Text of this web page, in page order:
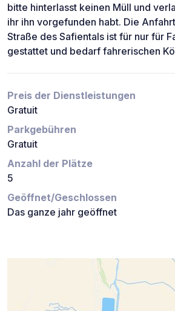
bitte hinterlasst keinen Müll und
ihr ihn vorgefunden habt. Die
Straße des Safientals ist für nur für
gestattet und bedarf fahrerischen
Preis der Dienstleistungen
Gratuit
Parkgebühren
Gratuit
Anzahl der Plätze
5
Geöffnet/Geschlossen
Das ganze jahr geöffnet